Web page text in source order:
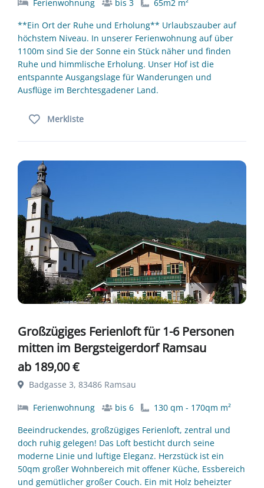
Ferienwohnung bis 3
65m2 m²
**Ein Ort der Ruhe und Erholung** Urlaubszauber auf
höchstem Niveau. In unserer Ferienwohnung auf über
1100m sind Sie der Sonne ein Stück näher und finden
Ruhe und himmlische Erholung. Unser Hof ist die
entspannte Ausgangslage für Wanderungen und
Ausflüge im Berchtesgadener Land.
Merkliste
Großzügiges Ferienloft für 1-6 Personen
mitten im Bergsteigerdorf Ramsau
ab 189,00 €
Badgasse 3, 83486 Ramsau
Ferienwohnung bis 6
130 qm - 170qm m²
Beeindruckendes, großzügiges Ferienloft, zentral und
doch ruhig gelegen! Das Loft besticht durch seine
moderne Linie und luftige Eleganz. Herzstück ist ein
50qm großer Wohnbereich mit offener Küche, Essbereich
und gemütlicher großer Couch. Ein mit Holz beheizter